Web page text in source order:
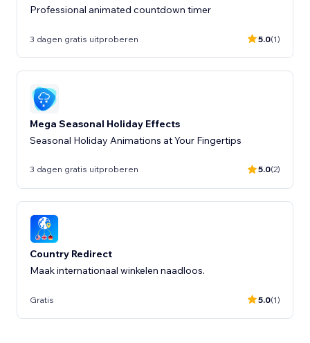
Professional animated countdown timer
3 dagen gratis uitproberen 5.0(1)
Mega Seasonal Holiday Effects
Seasonal Holiday Animations at Your Fingertips
3 dagen gratis uitproberen 5.0(2)
Country Redirect
Maak internationaal winkelen naadloos.
Gratis 5.0(1)